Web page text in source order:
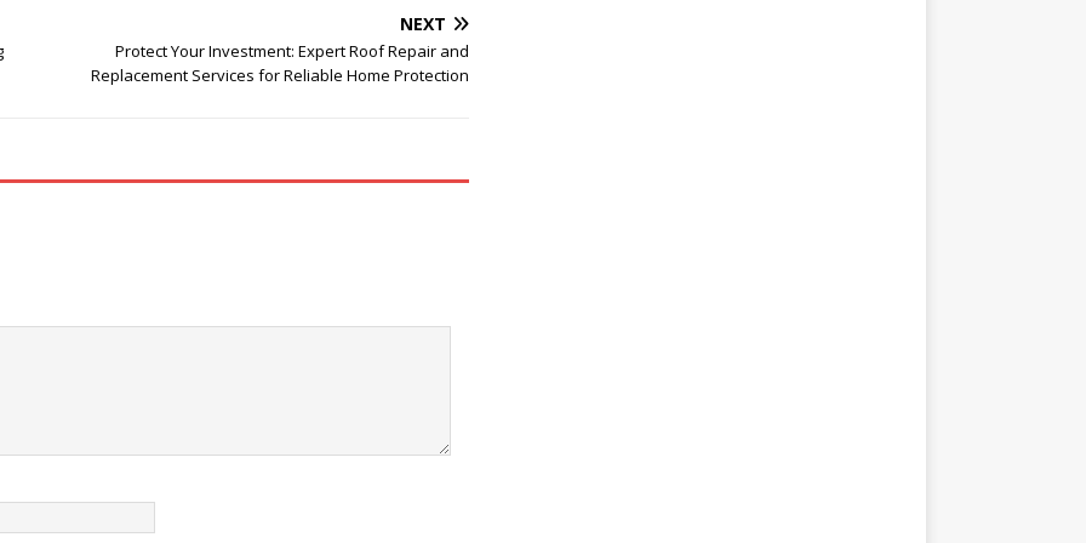
NEXT
Protect Your Investment: Expert Roof Repair and
Replacement Services for Reliable Home Protection